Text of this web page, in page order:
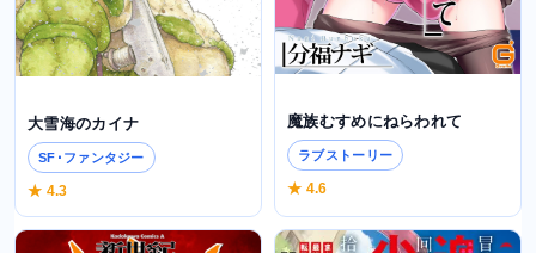
大雪海のカイナ
SF･ファンタジー
★ 4.3
魔族むすめにねらわれて
ラブストーリー
★ 4.6